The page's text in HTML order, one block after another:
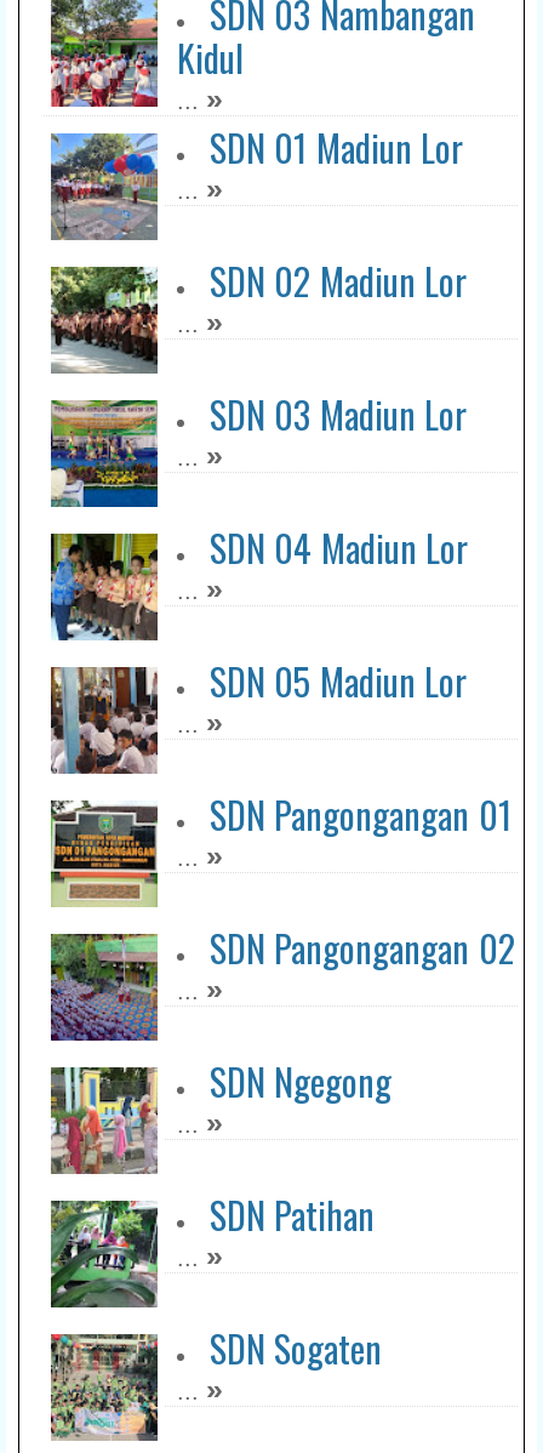
SDN 03 Nambangan
Kidul
... »
SDN 01 Madiun Lor
... »
SDN 02 Madiun Lor
... »
SDN 03 Madiun Lor
... »
SDN 04 Madiun Lor
... »
SDN 05 Madiun Lor
... »
SDN Pangongangan 01
... »
SDN Pangongangan 02
... »
SDN Ngegong
... »
SDN Patihan
... »
SDN Sogaten
... »